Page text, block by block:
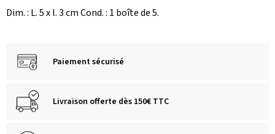
Dim. : L. 5 x l. 3 cm Cond. : 1 boîte de 5.
Paiement sécurisé
Livraison offerte dès 150€ TTC